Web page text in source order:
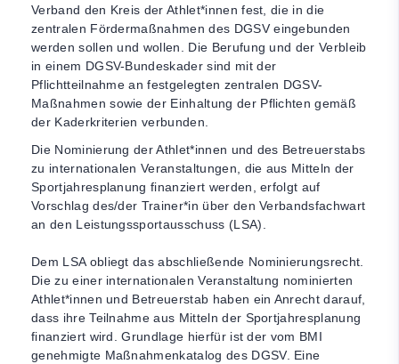
Verband den Kreis der Athlet*innen fest, die in die
zentralen Fördermaßnahmen des DGSV eingebunden
werden sollen und wollen. Die Berufung und der Verbleib
in einem DGSV-Bundeskader sind mit der
Pflichtteilnahme an festgelegten zentralen DGSV-
Maßnahmen sowie der Einhaltung der Pflichten gemäß
der Kaderkriterien verbunden.
Die Nominierung der Athlet*innen und des Betreuerstabs
zu internationalen Veranstaltungen, die aus Mitteln der
Sportjahresplanung finanziert werden, erfolgt auf
Vorschlag des/der Trainer*in über den Verbandsfachwart
an den Leistungssportausschuss (LSA).
Dem LSA obliegt das abschließende Nominierungsrecht.
Die zu einer internationalen Veranstaltung nominierten
Athlet*innen und Betreuerstab haben ein Anrecht darauf,
dass ihre Teilnahme aus Mitteln der Sportjahresplanung
finanziert wird. Grundlage hierfür ist der vom BMI
genehmigte Maßnahmenkatalog des DGSV. Eine